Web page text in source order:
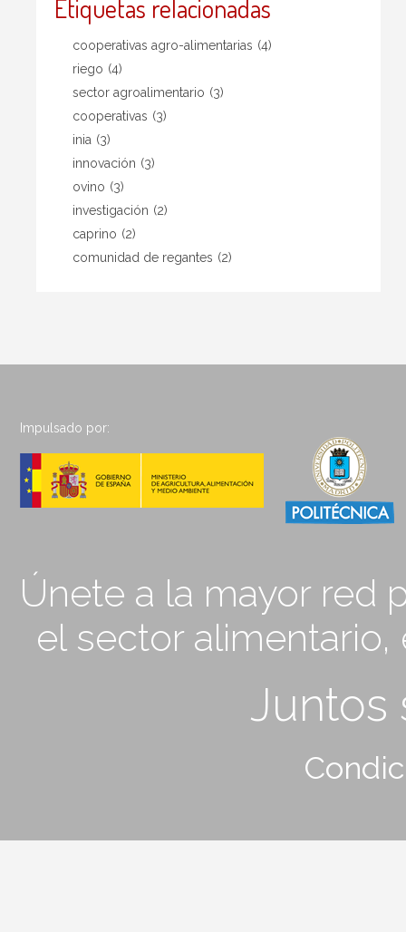
Etiquetas relacionadas
cooperativas agro-alimentarias (4)
riego (4)
sector agroalimentario (3)
cooperativas (3)
inia (3)
innovación (3)
ovino (3)
investigación (2)
caprino (2)
comunidad de regantes (2)
Impulsado por:
Únete a la mayor red
el sector
Juntos